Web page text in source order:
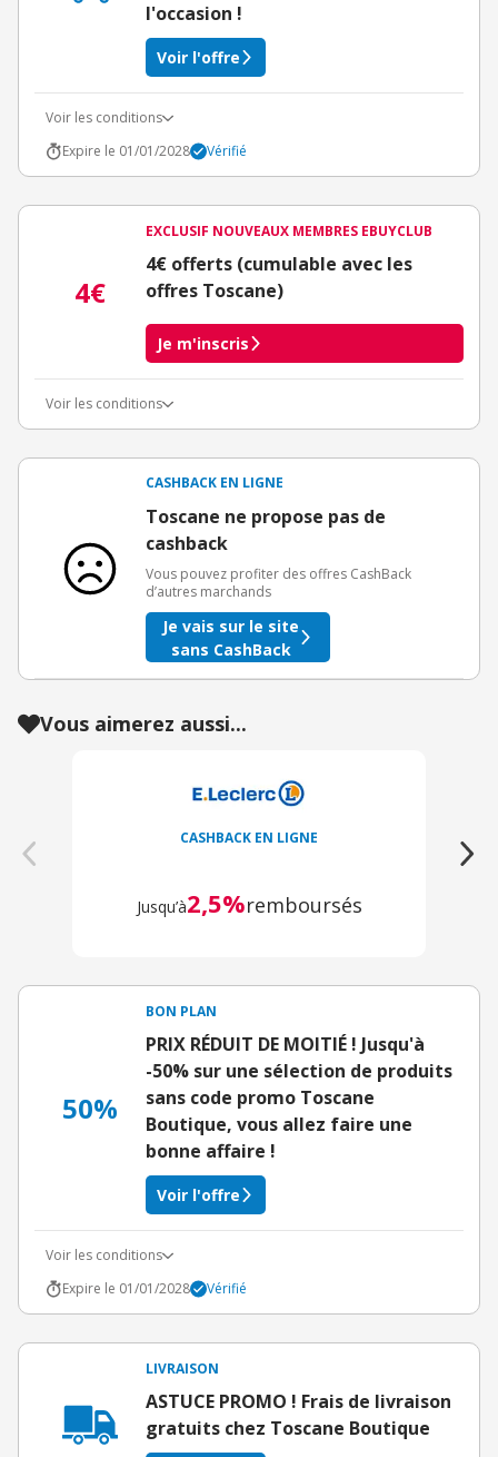
l'occasion !
Voir l'offre
Voir les conditions
Expire le 01/01/2028
Vérifié
4€
EXCLUSIF NOUVEAUX MEMBRES EBUYCLUB
4€ offerts (cumulable avec les
offres Toscane)
Je m'inscris
Voir les conditions
3€ de bienvenue crédités immédiatement + 1€ supplémentaire
Offre réservée à une toute première inscription chez eBuyClub.
CASHBACK EN LIGNE
Toscane ne propose pas de
cashback
Vous pouvez profiter des offres CashBack
d’autres marchands
Je vais sur le site
sans CashBack
Vous aimerez aussi...
CASHBACK EN LIGNE
Jusqu’à2,5%remboursés
50%
BON PLAN
PRIX RÉDUIT DE MOITIÉ ! Jusqu'à
-50% sur une sélection de produits
sans code promo Toscane
Boutique, vous allez faire une
bonne affaire !
Voir l'offre
Voir les conditions
Expire le 01/01/2028
Vérifié
LIVRAISON
ASTUCE PROMO ! Frais de livraison
gratuits chez Toscane Boutique